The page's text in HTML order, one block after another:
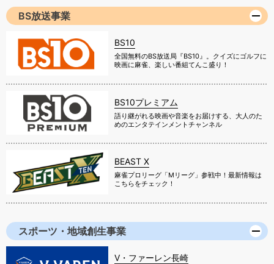
BS放送事業
BS10
全国無料のBS放送局『BS10』。クイズにゴルフに
映画に麻雀、楽しい番組てんこ盛り！
BS10プレミアム
語り継がれる映画や音楽をお届けする、大人のた
めのエンタテインメントチャンネル
BEAST X
麻雀プロリーグ「Mリーグ」参戦中！最新情報は
こちらをチェック！
スポーツ・地域創生事業
V・ファーレン長崎